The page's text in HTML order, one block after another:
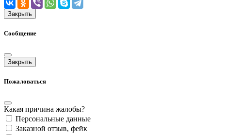
Закрыть
Сообщение
Закрыть
Пожаловаться
Какая причина жалобы?
Персональные данные
Заказной отзыв, фейк